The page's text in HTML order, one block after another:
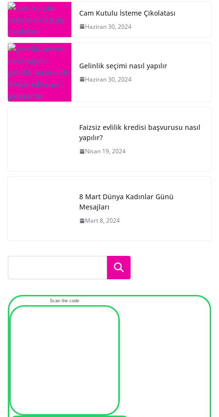
Cam Kutulu İsteme Çikolatası
Haziran 30, 2024
Gelinlik seçimi nasıl yapılır
Haziran 30, 2024
Faizsiz evlilik kredisi başvurusu nasıl
yapılır?
Nisan 19, 2024
8 Mart Dünya Kadınlar Günü
Mesajları
Mart 8, 2024
Ara
Scan the code